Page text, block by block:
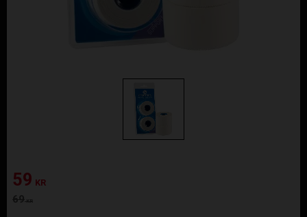
Nedsatt pris:
59 KR
Ordinarie pris:
69KR